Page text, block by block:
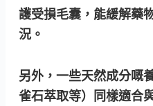
護受損毛囊，能緩解藥
況。
另外，一些天然成分嘅
雀石萃取等）同樣適合